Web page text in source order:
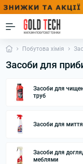
Побутова хімія
Засоби для
Засоби для
труб
Засоби для миття
Засоби для
меблями